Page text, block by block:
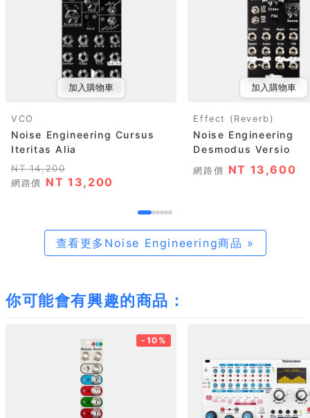
加入購物車
VCO
Noise Engineering Cursus
Iteritas Alia
NT 14,200
網路價 NT 13,200
加入購物車
Effect (Reverb)
Noise Engineering
Desmodus Versio
網路價 NT 13,600
查看更多Noise Engineering商品 »
你可能會有興趣的商品：
-10%